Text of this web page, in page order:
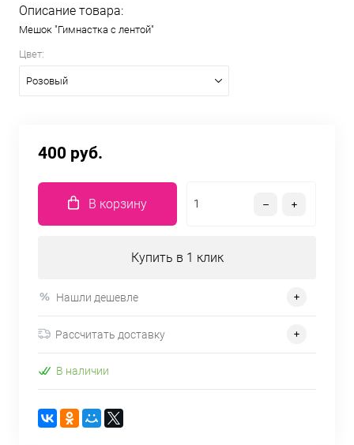
Описание товара:
Мешок "Гимнастка с лентой"
Цвет:
Розовый
400 руб.
В корзину
Купить в 1 клик
Нашли дешевле
Рассчитать доставку
В наличии